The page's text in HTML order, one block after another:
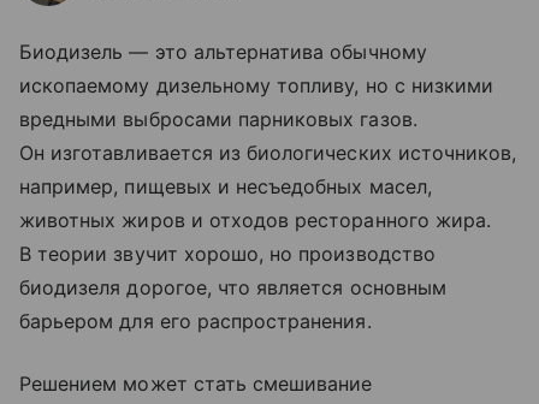
Биодизель — это альтернатива обычному
ископаемому дизельному топливу, но с низкими
вредными выбросами парниковых газов.
Он изготавливается из биологических источников,
например, пищевых и несъедобных масел,
животных жиров и отходов ресторанного жира.
В теории звучит хорошо, но производство
биодизеля дорогое, что является основным
барьером для его распространения.
Решением может стать смешивание